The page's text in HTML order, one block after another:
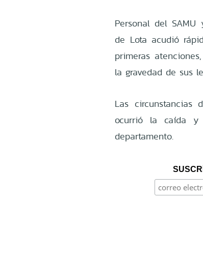
Personal del
de Lota acudió
primeras
la gravedad de sus
Las circunstancias
ocurrió la caída y
departamento.